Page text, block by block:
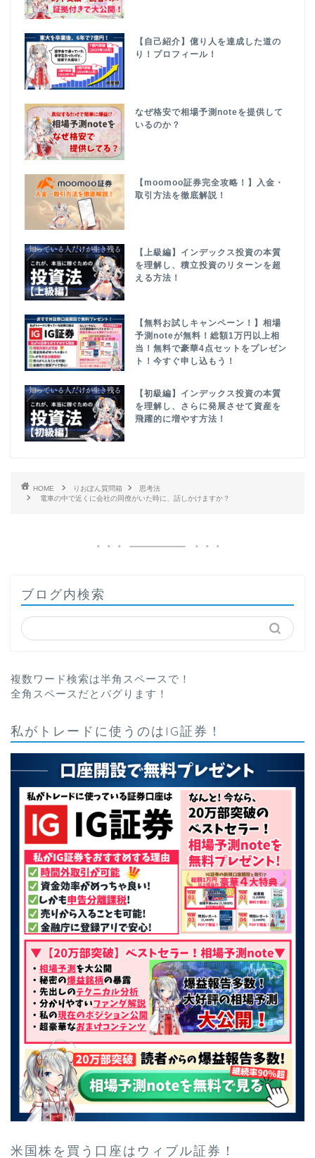
【自己紹介】億り人を達成した道の
り！プロフィール！
なぜ格安で相場予測noteを提供して
いるのか？
【moomoo証券完全攻略！】入金・
取引方法を徹底解説！
【上級編】インデックス投資の本質
を理解し、積立投資のリターンを超
える方法！
【無料お試しキャンペーン！】相場
予測noteが無料！総額1万円以上相
当！無料で豪華4点セットをプレゼン
ト！今すぐ申し込もう！
【初級編】インデックス投資の本質
を理解し、さらに発展させて資産を
飛躍的に増やす方法！
HOME りおぽん質問箱
思考法
電車の中で近くに会社の同僚がいた時に、話しかけますか？
ブログ内検索
複数ワード検索は半角スペースで！
全角スペースだとバグります！
私がトレードに使うのはIG証券！
米国株を買う口座はウィブル証券！